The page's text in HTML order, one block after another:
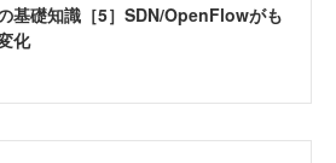
基礎知識［5］SDN/OpenFlowがも
化